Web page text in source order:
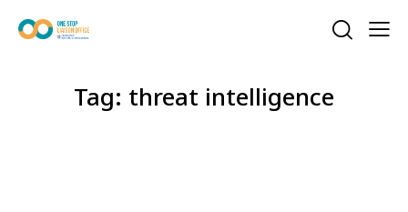
Tag: threat intelligence